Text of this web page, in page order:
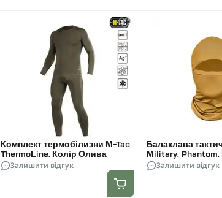
Комплект термобілизни M-Tac
ThermoLine. Колір Олива
Залишити відгук
Балаклава
Military. Phantom.
One size
Залишити відгук